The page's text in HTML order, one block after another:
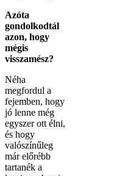
Azóta
gondolkodtál
azon, hogy
mégis
visszamész?
Néha
megfordul a
fejemben, hogy
jó lenne még
egyszer ott élni,
és hogy
valószínűleg
már előrébb
tartanék a